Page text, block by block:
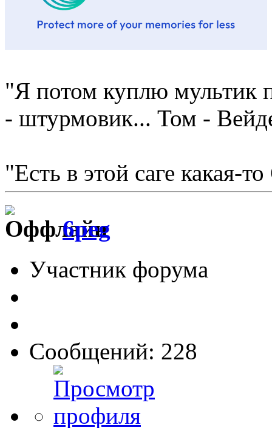
"Я потом куплю мультик
- штурмовик... Том -
"Есть в этой саге какая-
6peg
Участник форума
Сообщений: 228